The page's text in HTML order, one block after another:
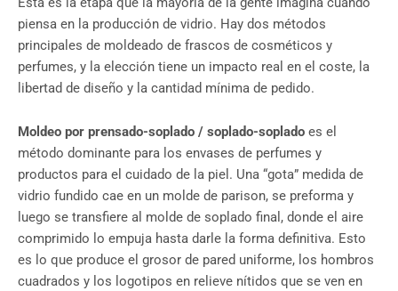
piensa en la producción de vidrio. Hay dos métodos
principales de moldeado de frascos de cosméticos y
perfumes, y la elección tiene un impacto real en el coste, la
libertad de diseño y la cantidad mínima de pedido.
Moldeo por prensado-soplado / soplado-soplado es el
método dominante para los envases de perfumes y
productos para el cuidado de la piel. Una “gota” medida de
vidrio fundido cae en un molde de parison, se preforma y
luego se transfiere al molde de soplado final, donde el aire
comprimido lo empuja hasta darle la forma definitiva. Esto
es lo que produce el grosor de pared uniforme, los hombros
cuadrados y los logotipos en relieve nítidos que se ven en